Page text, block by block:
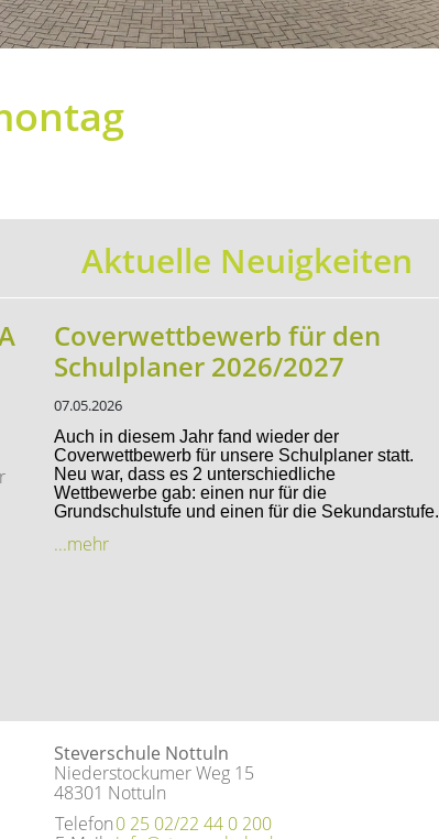
Aktuelle Neuigkeiten
Coverwettbewerb für den
Schulplaner 2026/2027
07.05.2026
Auch in diesem Jahr fand wieder der
Coverwettbewerb für unsere Schulplaner statt.
Neu war, dass es 2 unterschiedliche
Wettbewerbe gab: einen nur für die
Grundschulstufe und einen für die Sekundarstufe.
...mehr
Steverschule Nottuln
Niederstockumer Weg 15
48301 Nottuln
Telefon0 25 02/22 44 0 200